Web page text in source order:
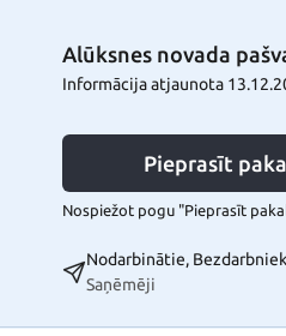
Alūksnes novada
Informācija atjaunota
Pieprasīt
Nospiežot pogu "Pieprasīt
Nodarbinātie,
Saņēmēji